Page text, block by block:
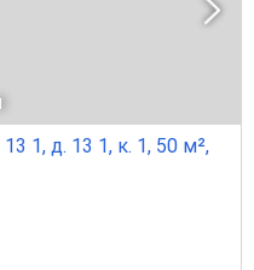
1, д. 13 1, к. 1, 50 м²,